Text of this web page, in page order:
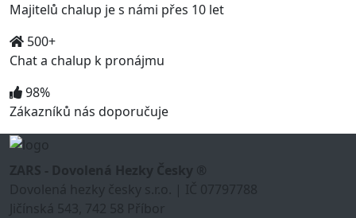
Majitelů chalup je s námi přes 10 let
500+
Chat a chalup k pronájmu
98%
Zákazníků nás doporučuje
ZARS - Dovolená Hezky Česky ®
Dovolená hezky česky s.r.o. | IČ 07797788
Jičínská 543, 742 58 Příbor